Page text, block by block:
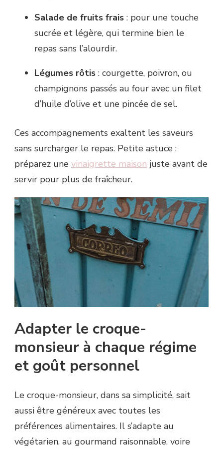
Salade de fruits frais : pour une touche
sucrée et légère, qui termine bien le
repas sans l’alourdir.
Légumes rôtis : courgette, poivron, ou
champignons passés au four avec un filet
d’huile d’olive et une pincée de sel.
Ces accompagnements exaltent les saveurs
sans surcharger le repas. Petite astuce :
préparez une vinaigrette maison juste avant de
servir pour plus de fraîcheur.
Adapter le croque-
monsieur à chaque régime
et goût personnel
Le croque-monsieur, dans sa simplicité, sait
aussi être généreux avec toutes les
préférences alimentaires. Il s’adapte au
végétarien, au gourmand raisonnable, voire